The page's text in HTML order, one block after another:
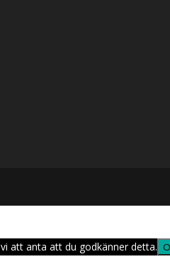
att anta att du godkänner detta.